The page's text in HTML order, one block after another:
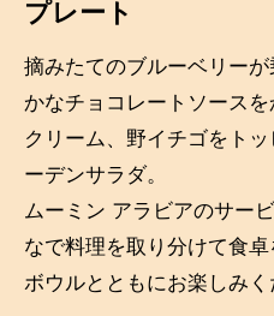
プレート
摘みたてのブルーベリー
かなチョコレートソース
クリーム、野イチゴをト
ーデンサラダ。
ムーミン アラビアのサー
なで料理を取り分けて食卓
ボウルとともにお楽しみ